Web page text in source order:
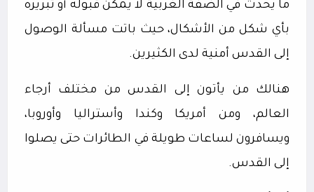
ما يحدث في الضفة الغربية لا يمكن قبوله أو تبريره
بأي شكل من الأشكال، حيث باتت مسألة الوصول
إلى القدس أمنية لدى الكثيرين.
هنالك من يأتون إلى القدس من مختلف أرجاء
العالم، ومن أمريكا وكندا وأستراليا وأوروبا،
ويسافرون لساعات طويلة في الطائرات حتى يصلوا
إلى القدس.